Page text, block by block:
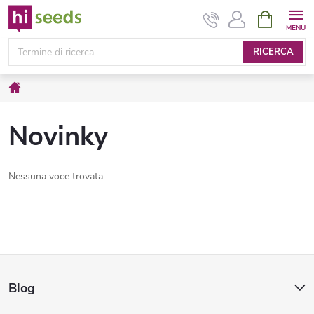
Vai
contenuto
RICERCA
DELLA
SPESA
Novinky
Nessuna voce trovata...
Blog